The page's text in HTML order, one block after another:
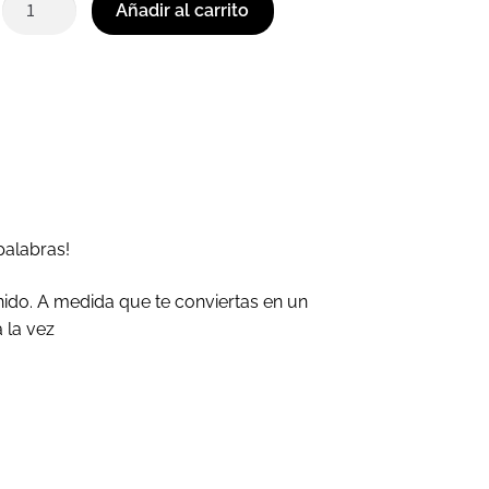
Añadir al carrito
A medida que te conviertas en un
la vez